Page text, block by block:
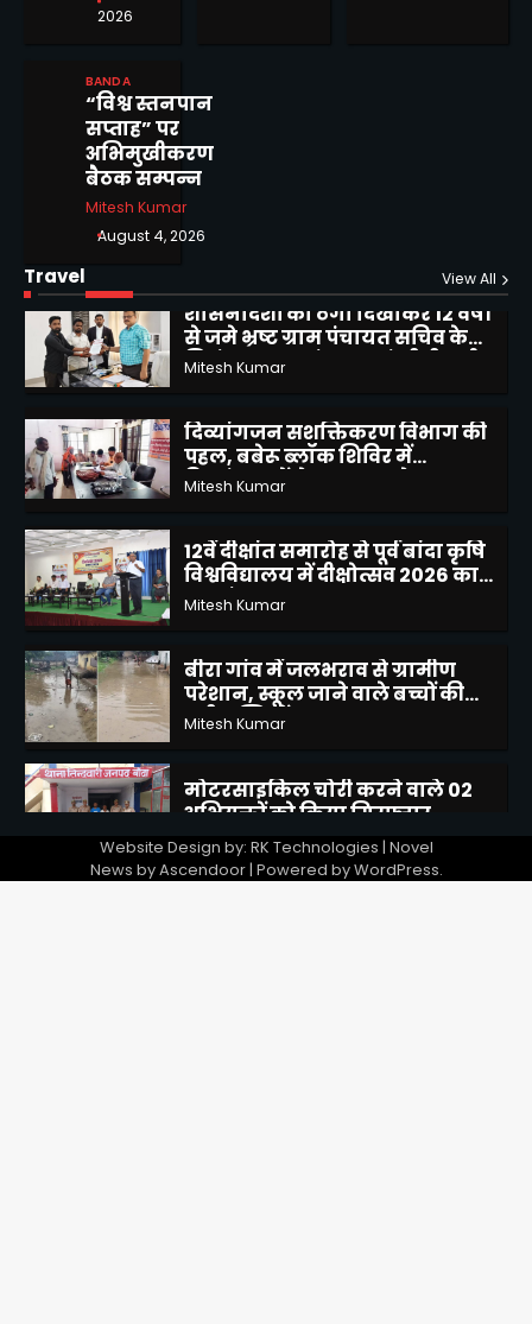
2026
BANDA
“विश्व स्तनपान
सप्ताह” पर
अभिमुखीकरण
बैठक सम्पन्न
Mitesh Kumar
August 4, 2026
Travel View All
शासनादेशों को ठेंगा दिखाकर 12 वर्षों
से जमे भ्रष्ट ग्राम पंचायत सचिव के
निलंबन, स्थानांतरण एवं सीबीआई
Mitesh Kumar
3
दिव्यांगजन सशक्तिकरण विभाग की
पहल, बबेरू ब्लॉक शिविर में
दिव्यांगजनों ने कराया आवेदन
Mitesh Kumar
4
12वें दीक्षांत समारोह से पूर्व बांदा कृषि
विश्वविद्यालय में दीक्षोत्सव 2026 का
शुभारंभ
Mitesh Kumar
5
बीरा गांव में जलभराव से ग्रामीण
परेशान, स्कूल जाने वाले बच्चों की
बढ़ी मुश्किलें
Mitesh Kumar
1
मोटरसाइकिल चोरी करने वाले 02
अभियुक्तों को किया गिरफ्तार
Mitesh Kumar
शासनादेशों को ठेंगा दिखाकर 12 वर्षों
से जमे भ्रष्ट ग्राम पंचायत सचिव के
निलंबन, स्थानांतरण एवं सीबीआई
जांच की उठाई मांग
Mitesh Kumar
Website Design by: RK Technologies | Novel
News byAscendoor| Powered byWordPress.